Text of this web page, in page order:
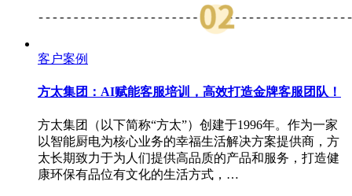
客户案例
方太集团：AI赋能客服培训，高效打造金牌客服团队！
方太集团（以下简称“方太”）创建于1996年。作为一家
以智能厨电为核心业务的幸福生活解决方案提供商，方
太长期致力于为人们提供高品质的产品和服务，打造健
康环保有品位有文化的生活方式，…